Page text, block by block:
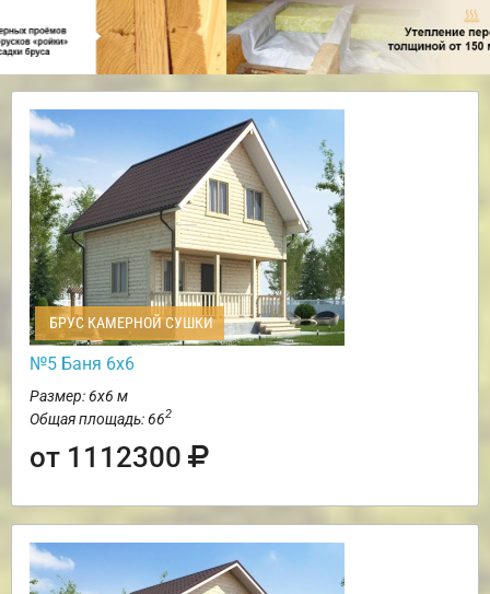
БРУС КАМЕРНОЙ СУШКИ
№5 Баня 6х6
Размер: 6х6 м
Общая площадь: 662
от 1112300